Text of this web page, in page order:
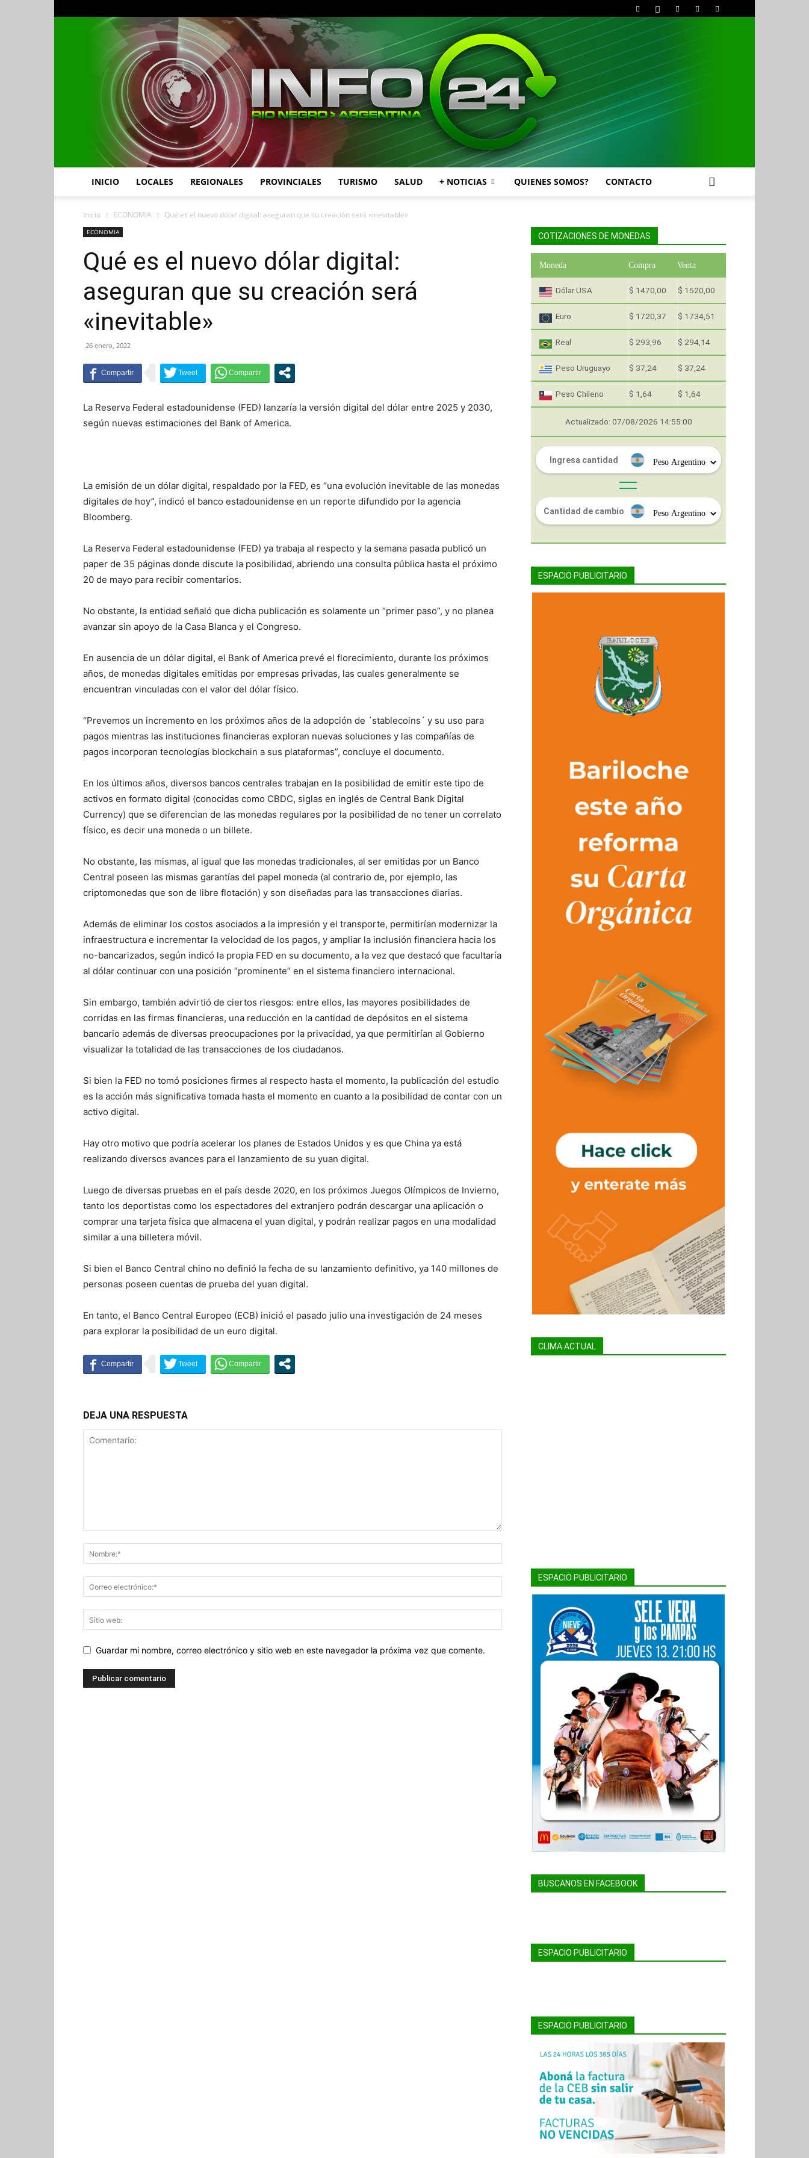
RIO
INICIO LOCALES REGIONALES PROVINCIALES TURISMO SALUD + NOTICIAS QUIENES SOMOS? CONTACTO
Inicio ECONOMIA Qué es el nuevo dólar digital: aseguran que su creación será «inevitable»
ECONOMIA
Qué es el nuevo dólar digital:
aseguran que su creación será
«inevitable»
26 enero, 2022
La Reserva Federal estadounidense (FED) lanzaría la versión digital del dólar entre 2025 y 2030,
según nuevas estimaciones del Bank of America.
La emisión de un dólar digital, respaldado por la FED, es “una evolución inevitable de las monedas
digitales de hoy”, indicó el banco estadounidense en un reporte difundido por la agencia
Bloomberg.
La Reserva Federal estadounidense (FED) ya trabaja al respecto y la semana pasada publicó un
paper de 35 páginas donde discute la posibilidad, abriendo una consulta pública hasta el próximo
20 de mayo para recibir comentarios.
No obstante, la entidad señaló que dicha publicación es solamente un “primer paso”, y no planea
avanzar sin apoyo de la Casa Blanca y el Congreso.
En ausencia de un dólar digital, el Bank of America prevé el florecimiento, durante los próximos
años, de monedas digitales emitidas por empresas privadas, las cuales generalmente se
encuentran vinculadas con el valor del dólar físico.
“Prevemos un incremento en los próximos años de la adopción de ´stablecoins´ y su uso para
pagos mientras las instituciones financieras exploran nuevas soluciones y las compañías de
pagos incorporan tecnologías blockchain a sus plataformas”, concluye el documento.
En los últimos años, diversos bancos centrales trabajan en la posibilidad de emitir este tipo de
activos en formato digital (conocidas como CBDC, siglas en inglés de Central Bank Digital
Currency) que se diferencian de las monedas regulares por la posibilidad de no tener un correlato
físico, es decir una moneda o un billete.
No obstante, las mismas, al igual que las monedas tradicionales, al ser emitidas por un Banco
Central poseen las mismas garantías del papel moneda (al contrario de, por ejemplo, las
criptomonedas que son de libre flotación) y son diseñadas para las transacciones diarias.
Además de eliminar los costos asociados a la impresión y el transporte, permitirían modernizar la
infraestructura e incrementar la velocidad de los pagos, y ampliar la inclusión financiera hacia los
no-bancarizados, según indicó la propia FED en su documento, a la vez que destacó que facultaría
al dólar continuar con una posición “prominente” en el sistema financiero internacional.
Sin embargo, también advirtió de ciertos riesgos: entre ellos, las mayores posibilidades de
corridas en las firmas financieras, una reducción en la cantidad de depósitos en el sistema
bancario además de diversas preocupaciones por la privacidad, ya que permitirían al Gobierno
visualizar la totalidad de las transacciones de los ciudadanos.
Si bien la FED no tomó posiciones firmes al respecto hasta el momento, la publicación del estudio
es la acción más significativa tomada hasta el momento en cuanto a la posibilidad de contar con un
activo digital.
Hay otro motivo que podría acelerar los planes de Estados Unidos y es que China ya está
realizando diversos avances para el lanzamiento de su yuan digital.
Luego de diversas pruebas en el país desde 2020, en los próximos Juegos Olímpicos de Invierno,
tanto los deportistas como los espectadores del extranjero podrán descargar una aplicación o
comprar una tarjeta física que almacena el yuan digital, y podrán realizar pagos en una modalidad
similar a una billetera móvil.
Si bien el Banco Central chino no definió la fecha de su lanzamiento definitivo, ya 140 millones de
personas poseen cuentas de prueba del yuan digital.
En tanto, el Banco Central Europeo (ECB) inició el pasado julio una investigación de 24 meses
para explorar la posibilidad de un euro digital.
DEJA UNA RESPUESTA
Guardar mi nombre, correo electrónico y sitio web en este navegador la próxima vez que comente.
COTIZACIONES DE MONEDAS
Moneda Compra Venta
Dólar USA $ 1470,00 $ 1520,00
Euro $ 1720,37 $ 1734,51
Real $ 293,96 $ 294,14
Peso Uruguayo $ 37,24 $ 37,24
Peso Chileno $ 1,64 $ 1,64
Actualizado: 07/08/2026 14:55:00
ESPACIO PUBLICITARIO
CLIMA ACTUAL
ESPACIO PUBLICITARIO
BUSCANOS EN FACEBOOK
ESPACIO PUBLICITARIO
ESPACIO PUBLICITARIO